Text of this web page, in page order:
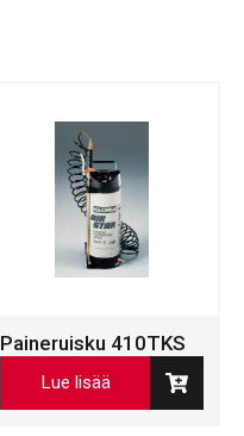
Paineruisku 410TKS
Lue lisää